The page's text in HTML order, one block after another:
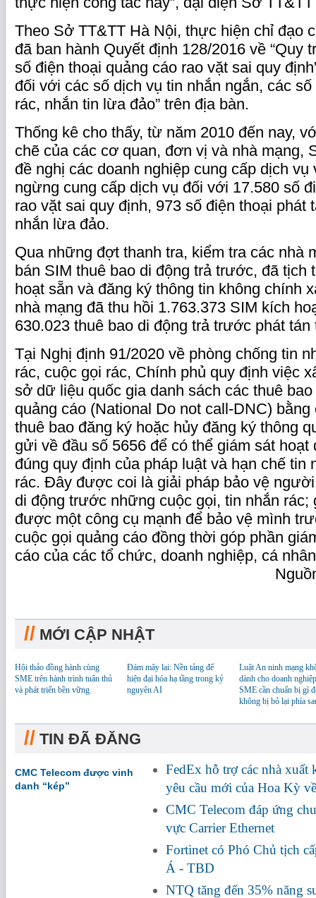
Theo Sở TT&TT Hà Nội, thực hiện chỉ đạo
đã ban hành Quyết định 128/2016 về “Quy
số điện thoại quảng cáo rao vặt sai quy
đối với các số dịch vụ tin nhắn ngắn, các
rác, nhắn tin lừa đảo” trên địa bàn.
Thống kê cho thấy, từ năm 2010 đến nay,
chẽ của các cơ quan, đơn vị và nhà mạng,
đề nghị các doanh nghiệp cung cấp dịch vụ
ngừng cung cấp dịch vụ đối với 17.580 số
rao vặt sai quy định, 973 số điện thoại phát
nhắn lừa đảo.
Qua những đợt thanh tra, kiểm tra các nhà
bán SIM thuê bao di động trả trước, đã tịch
hoạt sẵn và đăng ký thông tin không chính
nhà mạng đã thu hồi 1.763.373 SIM kích
630.023 thuê bao di động trả trước phát
Tại Nghị định 91/2020 về phòng chống tin
rác, cuộc gọi rác, Chính phủ quy định việc
sở dữ liệu quốc gia danh sách các thuê
quảng cáo (National Do not call-DNC)
thuê bao đăng ký hoặc hủy đăng ký thông
gửi về đầu số 5656 để có thể giám sát
đúng quy định của pháp luật và hạn chế tin
rác. Đây được coi là giải pháp bảo vệ
di động trước những cuộc gọi, tin nhắn rác;
được một công cụ mạnh để bảo vệ mình
cuộc gọi quảng cáo đồng thời góp phần
cáo của các tổ chức, doanh nghiệp, cá
// MỚI CẬP NHẬT
Hội thảo đồng hành cùng
SME trên hành trình tuân thủ
và phát triển bền vững
Đám mây lai: Nền tảng để
hiện đại hóa hạ tầng trong kỷ
nguyên AI
Luật An ninh mạng
dành cho doanh
SME cần chuẩn bị gì
không bị bỏ lại phía
// TIN ĐÃ ĐĂNG
CMC Telecom được vinh
danh “kép”
FedEx hỗ trợ các nhà xuất
yêu cầu mới của Hoa Kỳ
CMC Telecom đáp ứng
vực Carrier Ethernet
Fortinet có Phó Chủ tịch
Á - TBD
NTQ tăng đến 35% năng